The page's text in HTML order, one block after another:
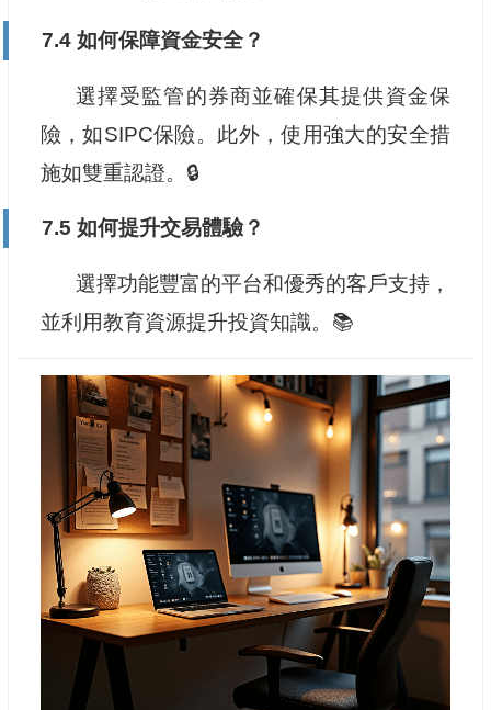
7.4 如何保障資金安全？
選擇受監管的券商並確保其提供資金保
險，如SIPC保險。此外，使用強大的安全措
施如雙重認證。🔒
7.5 如何提升交易體驗？
選擇功能豐富的平台和優秀的客戶支持，
並利用教育資源提升投資知識。📚